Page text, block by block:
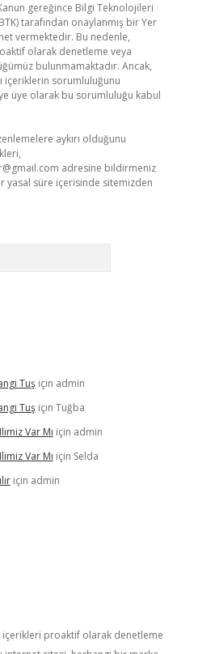
gereğince Bilgi Teknolojileri
tarafından onaylanmış bir Yer
vermektedir. Bu nedenle,
olarak denetleme veya
bulunmamaktadır. Ancak,
içeriklerin sorumluluğunu
üye olarak bu sorumluluğu kabul
aykırı olduğunu
adresine bildirmeniz
yasal süre içerisinde sitemizden
Tuşiçin admin
Tuşiçin Tuğba
Var Mı için admin
Var Mı için Selda
için admin
içerikleri proaktif olarak denetleme